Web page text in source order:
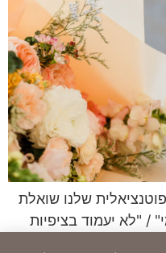
שלנו שואלת
/ "לא יעמוד בציפיות